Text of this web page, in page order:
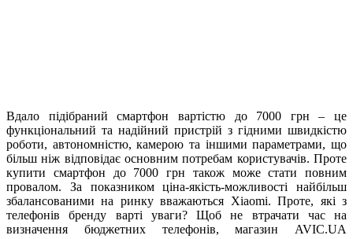
Вдало підібраний смартфон вартістю до 7000 грн – це
функціональний та надійний пристрій з гідними швидкістю
роботи, автономністю, камерою та іншими параметрами, що
більш ніж відповідає основним потребам користувачів. Проте
купити смартфон до 7000 грн також може стати повним
провалом. За показником ціна-якість-можливості найбільш
збалансованими на ринку вважаються Xiaomi. Проте, які з
телефонів бренду варті уваги? Щоб не втрачати час на
визначення бюджетних телефонів, магазин AVIC.UA